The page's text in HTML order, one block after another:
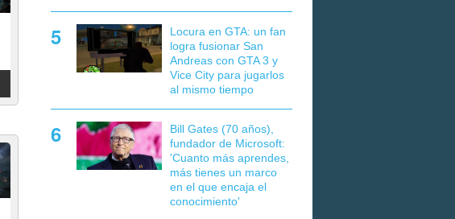
Locura en GTA: un fan
logra fusionar San
Andreas con GTA 3 y
Vice City para jugarlos
al mismo tiempo
Bill Gates (70 años),
fundador de Microsoft:
'Cuanto más aprendes,
más tienes un marco
en el que encaja el
conocimiento'